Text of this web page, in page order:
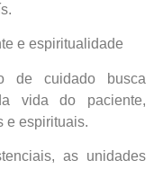
e espiritualidade
de cuidado busca
vida do paciente,
e espirituais.
as unidades